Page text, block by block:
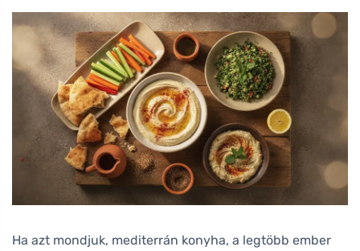
Ha azt mondjuk, mediterrán konyha, a legtöbb ember